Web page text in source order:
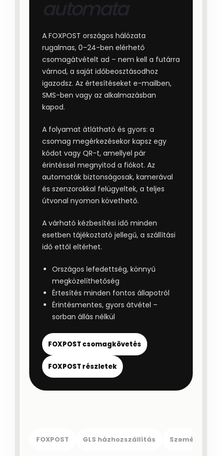
automata
A FOXPOST országos hálózata
rugalmas, 0–24-ben elérhető
csomagátvételt ad – nem kell a futárra
várnod, a saját időbeosztásodhoz
igazodsz. Az értesítéseket e-mailben,
SMS-ben vagy az alkalmazásban
kapod.
A folyamat átlátható és gyors: a
csomag megérkezésekor kapsz egy
kódot vagy QR-t, amellyel pár
érintéssel megnyitod a fiókot. Az
automaták biztonságosak, kamerával
és szenzorokkal felügyeltek, a teljes
útvonal nyomon követhető.
A várható kézbesítési idő minden
esetben tájékoztató jellegű, a szállítási
idő ettől eltérhet.
Országos lefedettség, könnyű
megközelíthetőség
Értesítés minden fontos állapotról
Érintésmentes, gyors átvétel –
sorban állás nélkül
FOXPOST csomagkövetés
FOXPOST részletek
FOXPOST GLS házhozszállítás Személyes